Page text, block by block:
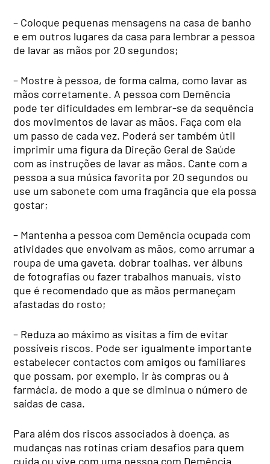
– Coloque pequenas mensagens na casa de banho
e em outros lugares da casa para lembrar a pessoa
de lavar as mãos por 20 segundos;
– Mostre à pessoa, de forma calma, como lavar as
mãos corretamente. A pessoa com Demência
pode ter dificuldades em lembrar-se da sequência
dos movimentos de lavar as mãos. Faça com ela
um passo de cada vez. Poderá ser também útil
imprimir uma figura da Direção Geral de Saúde
com as instruções de lavar as mãos. Cante com a
pessoa a sua música favorita por 20 segundos ou
use um sabonete com uma fragância que ela possa
gostar;
– Mantenha a pessoa com Demência ocupada com
atividades que envolvam as mãos, como arrumar a
roupa de uma gaveta, dobrar toalhas, ver álbuns
de fotografias ou fazer trabalhos manuais, visto
que é recomendado que as mãos permaneçam
afastadas do rosto;
– Reduza ao máximo as visitas a fim de evitar
possíveis riscos. Pode ser igualmente importante
estabelecer contactos com amigos ou familiares
que possam, por exemplo, ir às compras ou à
farmácia, de modo a que se diminua o número de
saídas de casa.
Para além dos riscos associados à doença, as
mudanças nas rotinas criam desafios para quem
cuida ou vive com uma pessoa com Demência.